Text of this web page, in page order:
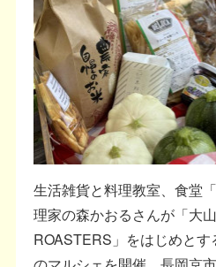
生活雑貨と料理教室、食堂
理家の森かおるさんが「大
ROASTERS」をはじめと